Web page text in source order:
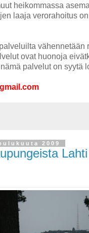
heikommassa
laaja verorahoitus
vähennetään
ovat huonoja
palvelut on syytä
2009